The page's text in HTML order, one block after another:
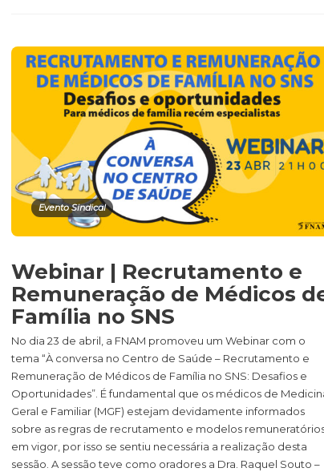
Evento Sindical
Webinar | Recrutamento e
Remuneração de Médicos
Família no SNS
No dia 23 de abril, a FNAM promoveu um Webinar com o
tema “À conversa no Centro de Saúde – Recrutamento e
Remuneração de Médicos de Família no SNS: Desafios e
Oportunidades”. É fundamental que os médicos de
Geral e Familiar (MGF) estejam devidamente informados
sobre as regras de recrutamento e modelos
em vigor, por isso se sentiu necessária a realização desta
sessão. A sessão teve como oradores a Dra. Raquel Souto –